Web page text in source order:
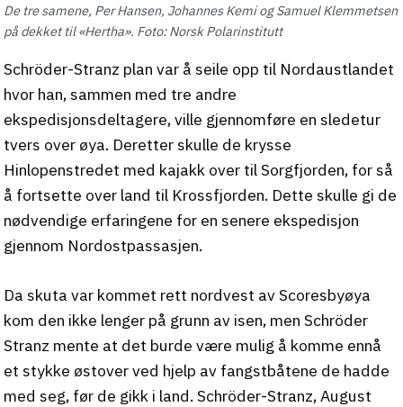
De tre samene, Per Hansen, Johannes Kemi og Samuel Klemmetsen
på dekket til «Hertha». Foto: Norsk Polarinstitutt
Schröder-Stranz plan var å seile opp til Nordaustlandet
hvor han, sammen med tre andre
ekspedisjonsdeltagere, ville gjennomføre en sledetur
tvers over øya. Deretter skulle de krysse
Hinlopenstredet med kajakk over til Sorgfjorden, for så
å fortsette over land til Krossfjorden. Dette skulle gi de
nødvendige erfaringene for en senere ekspedisjon
gjennom Nordostpassasjen.
Da skuta var kommet rett nordvest av Scoresbyøya
kom den ikke lenger på grunn av isen, men Schröder
Stranz mente at det burde være mulig å komme ennå
et stykke østover ved hjelp av fangstbåtene de hadde
med seg, før de gikk i land. Schröder-Stranz, August